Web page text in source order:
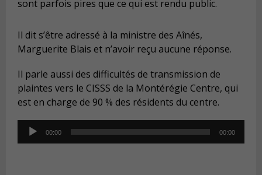
sont parfois pires que ce qui est rendu public.
Il dit s’être adressé à la ministre des Aînés,
Marguerite Blais et n’avoir reçu aucune réponse.
Il parle aussi des difficultés de transmission de
plaintes vers le CISSS de la Montérégie Centre, qui
est en charge de 90 % des résidents du centre.
Audio
Player
00:00 00:00